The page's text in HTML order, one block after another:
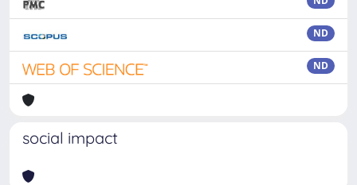
ND
ND
social impact